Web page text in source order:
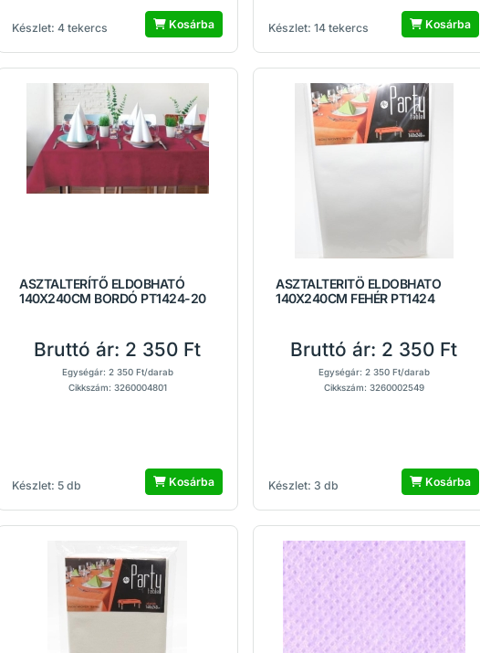
Készlet: 4 tekercs Kosárba Készlet: 14 tekercs Kosárba
ASZTALTERÍTŐ ELDOBHATÓ
140X240CM BORDÓ PT1424-20
Készlet: 5 db
Bruttó ár: 2 350 Ft
Egységár: 2 350 Ft/darab
Cikkszám: 3260004801
Kosárba
ASZTALTERITÖ ELDOBHATO
140X240CM FEHÉR PT1424
Készlet: 3 db
Bruttó ár: 2 350 Ft
Egységár: 2 350 Ft/darab
Cikkszám: 3260002549
Kosárba